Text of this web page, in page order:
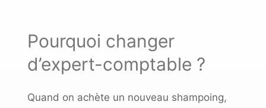
Pourquoi changer
d’expert-comptable ?
Quand on achète un nouveau shampoing,